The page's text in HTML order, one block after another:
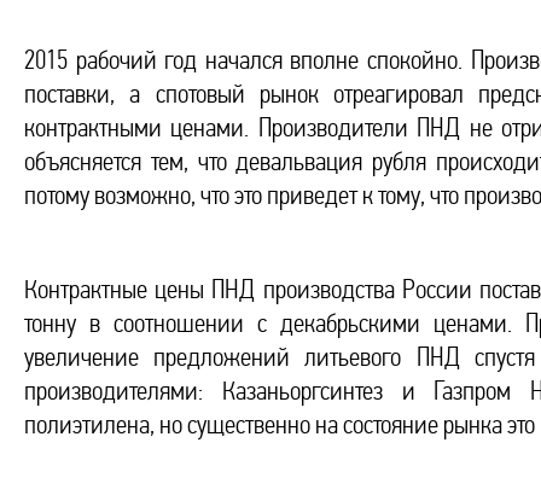
2015 рабочий год начался вполне спокойно.
поставки, а спотовый рынок отреагировал
контрактными ценами. Производители ПНД не
объясняется тем, что девальвация рубля
потому возможно, что это приведет к тому, что
Контрактные цены ПНД производства России
тонну в соотношении с декабрьскими
увеличение предложений литьевого ПНД
производителями: Казаньоргсинтез и Газпром
полиэтилена, но существенно на состояние рынка